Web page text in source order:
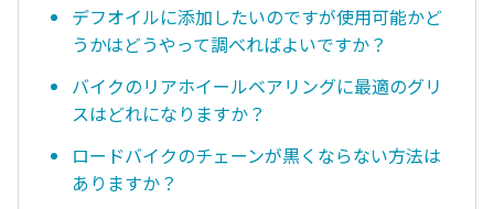
デフオイルに添加したいのですが使用可能かど
うかはどうやって調べればよいですか？
バイクのリアホイールベアリングに最適のグリ
スはどれになりますか？
ロードバイクのチェーンが黒くならない方法は
ありますか？